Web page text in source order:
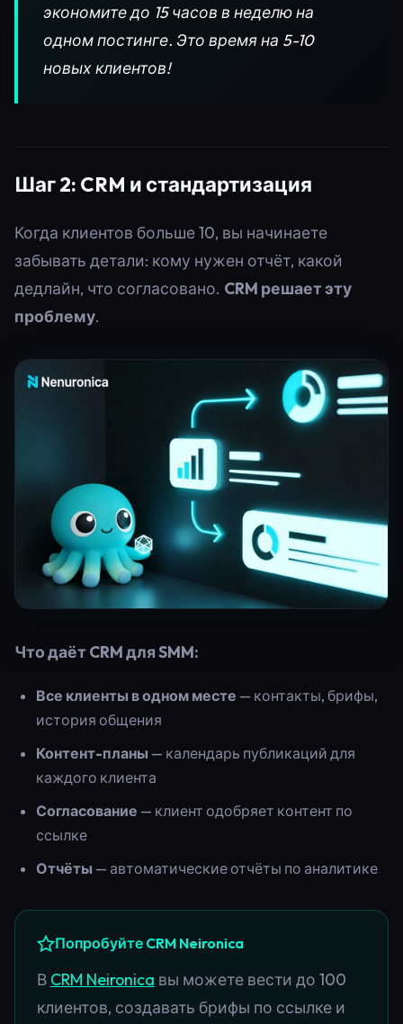
экономите до 15 часов в неделю на
одном постинге. Это время на 5-10
новых клиентов!
Шаг 2: CRM и стандартизация
Когда клиентов больше 10, вы начинаете
забывать детали: кому нужен отчёт, какой
дедлайн, что согласовано. CRM решает эту
проблему.
Что даёт CRM для SMM:
Все клиенты в одном месте — контакты, брифы,
история общения
Контент-планы — календарь публикаций для
каждого клиента
Согласование — клиент одобряет контент по
ссылке
Отчёты — автоматические отчёты по аналитике
Попробуйте CRM Neironica
В CRM Neironica вы можете вести до 100
клиентов, создавать брифы по ссылке и